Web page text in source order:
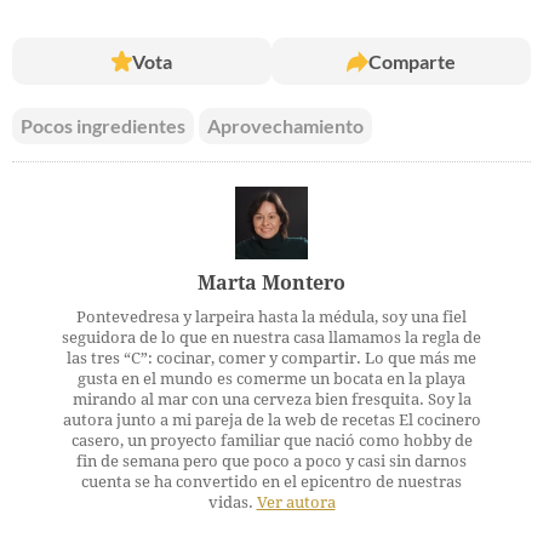
Vota Comparte
Pocos ingredientes Aprovechamiento
Marta Montero
Pontevedresa y larpeira hasta la médula, soy una fiel
seguidora de lo que en nuestra casa llamamos la regla de
las tres “C”: cocinar, comer y compartir. Lo que más me
gusta en el mundo es comerme un bocata en la playa
mirando al mar con una cerveza bien fresquita. Soy la
autora junto a mi pareja de la web de recetas El cocinero
casero, un proyecto familiar que nació como hobby de
fin de semana pero que poco a poco y casi sin darnos
cuenta se ha convertido en el epicentro de nuestras
vidas. Ver autora